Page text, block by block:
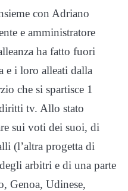
con Adriano
e amministratore
ha fatto fuori
e i loro alleati dalla
che si spartisce 1
tv. Allo stato
sui voti dei suoi, di
(l’altra progetta di
arbitri e di una parte
Genoa, Udinese,